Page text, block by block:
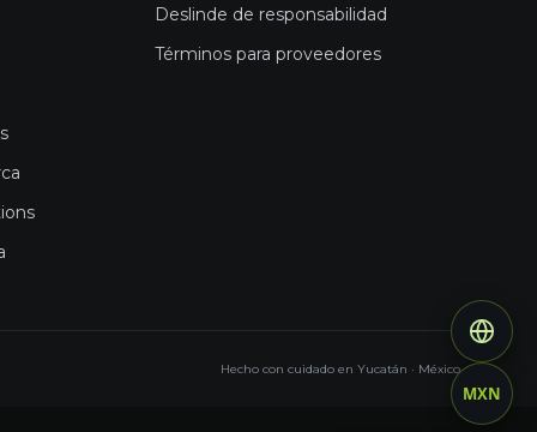
Deslinde de responsabilidad
Términos para proveedores
Hecho con cuidado en Yucatán · México
MXN